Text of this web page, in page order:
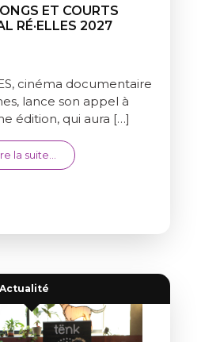
ET COURTS
RÉ·ELLES 2027
cinéma documentaire
lance son appel à
édition, qui aura […]
la suite… from APPEL À FILMS
Actualité